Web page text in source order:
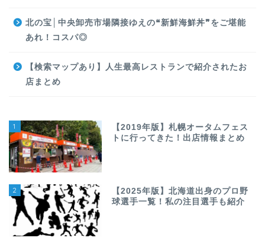
北の宝│中央卸売市場隣接ゆえの❝新鮮海鮮丼❞をご堪能
あれ！コスパ◎
【検索マップあり】人生最高レストランで紹介されたお
店まとめ
1
【2019年版】札幌オータムフェス
トに行ってきた！出店情報まとめ
2
【2025年版】北海道出身のプロ野
球選手一覧！私の注目選手も紹介